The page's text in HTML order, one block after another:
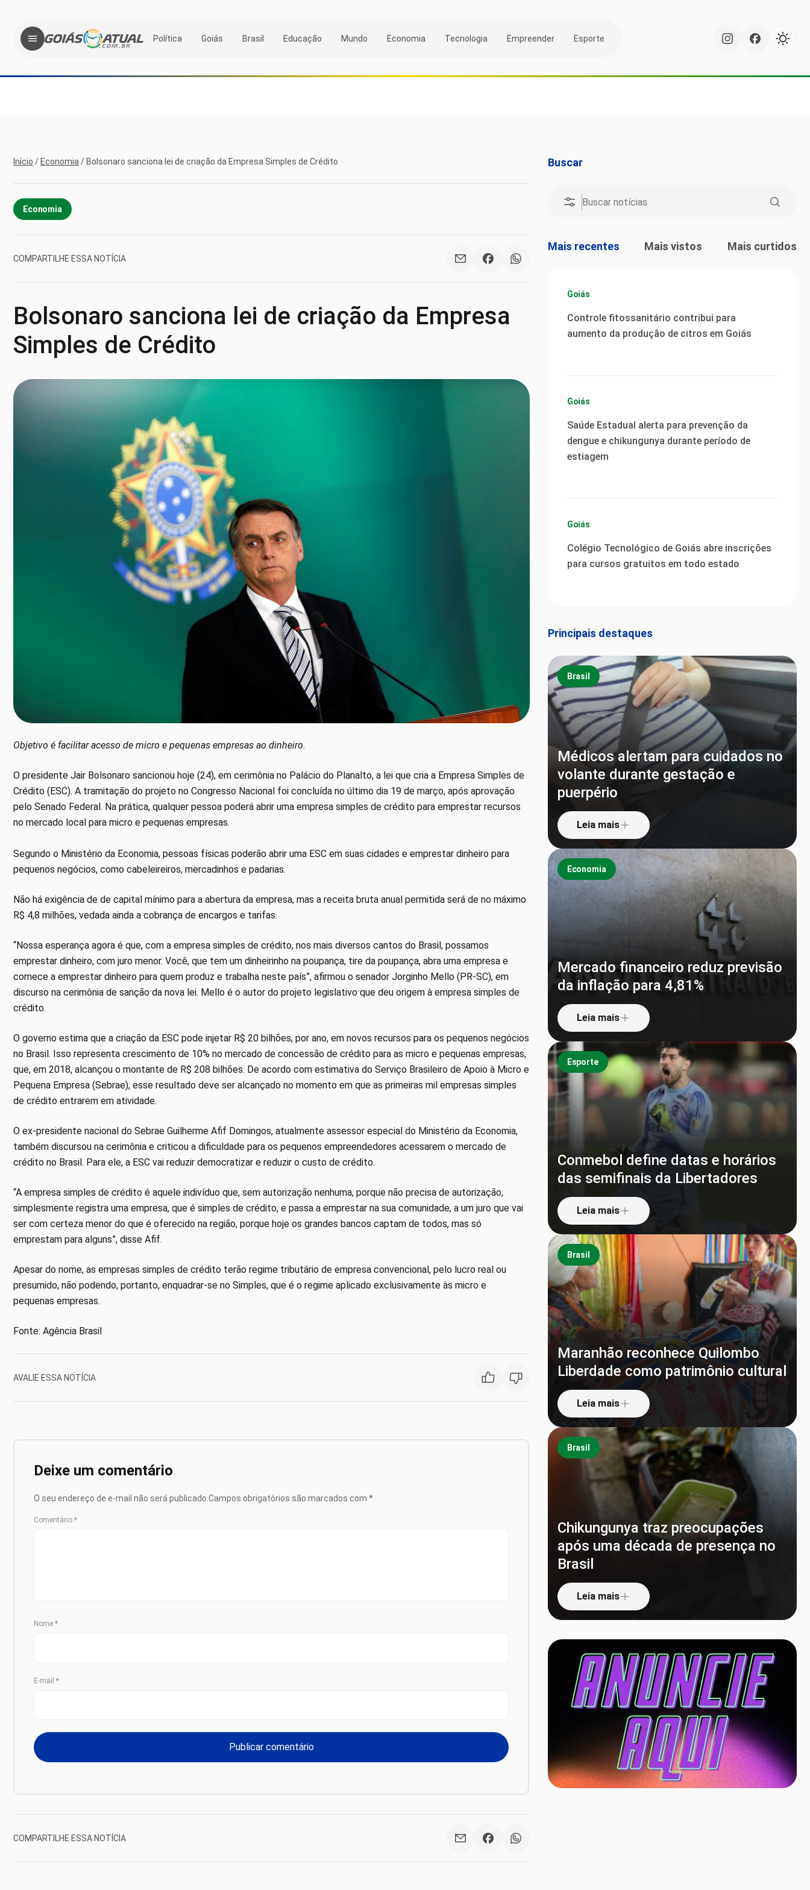
Política Goiás Brasil Educação Mundo Economia Tecnologia Empreender Esporte
Início / Economia / Bolsonaro sanciona lei de criação da Empresa Simples de Crédito
Economia
COMPARTILHE ESSA NOTÍCIA
Bolsonaro sanciona lei de criação da Empresa
Simples de Crédito
Objetivo é facilitar acesso de micro e pequenas empresas ao dinheiro.
O presidente Jair Bolsonaro sancionou hoje (24), em cerimônia no Palácio do Planalto, a lei que cria a Empresa Simples de
Crédito (ESC). A tramitação do projeto no Congresso Nacional foi concluída no último dia 19 de março, após aprovação
pelo Senado Federal. Na prática, qualquer pessoa poderá abrir uma empresa simples de crédito para emprestar recursos
no mercado local para micro e pequenas empresas.
Segundo o Ministério da Economia, pessoas físicas poderão abrir uma ESC em suas cidades e emprestar dinheiro para
pequenos negócios, como cabeleireiros, mercadinhos e padarias.
Não há exigência de de capital mínimo para a abertura da empresa, mas a receita bruta anual permitida será de no máximo
R$ 4,8 milhões, vedada ainda a cobrança de encargos e tarifas.
“Nossa esperança agora é que, com a empresa simples de crédito, nos mais diversos cantos do Brasil, possamos
emprestar dinheiro, com juro menor. Você, que tem um dinheirinho na poupança, tire da poupança, abra uma empresa e
comece a emprestar dinheiro para quem produz e trabalha neste país”, afirmou o senador Jorginho Mello (PR-SC), em
discurso na cerimônia de sanção da nova lei. Mello é o autor do projeto legislativo que deu origem à empresa simples de
crédito.
O governo estima que a criação da ESC pode injetar R$ 20 bilhões, por ano, em novos recursos para os pequenos negócios
no Brasil. Isso representa crescimento de 10% no mercado de concessão de crédito para as micro e pequenas empresas,
que, em 2018, alcançou o montante de R$ 208 bilhões. De acordo com estimativa do Serviço Brasileiro de Apoio à Micro e
Pequena Empresa (Sebrae), esse resultado deve ser alcançado no momento em que as primeiras mil empresas simples
de crédito entrarem em atividade.
O ex-presidente nacional do Sebrae Guilherme Afif Domingos, atualmente assessor especial do Ministério da Economia,
também discursou na cerimônia e criticou a dificuldade para os pequenos empreendedores acessarem o mercado de
crédito no Brasil. Para ele, a ESC vai reduzir democratizar e reduzir o custo de crédito.
“A empresa simples de crédito é aquele indivíduo que, sem autorização nenhuma, porque não precisa de autorização,
simplesmente registra uma empresa, que é simples de crédito, e passa a emprestar na sua comunidade, a um juro que vai
ser com certeza menor do que é oferecido na região, porque hoje os grandes bancos captam de todos, mas só
emprestam para alguns”, disse Afif.
Apesar do nome, as empresas simples de crédito terão regime tributário de empresa convencional, pelo lucro real ou
presumido, não podendo, portanto, enquadrar-se no Simples, que é o regime aplicado exclusivamente às micro e
pequenas empresas.
Fonte: Agência Brasil
AVALIE ESSA NOTÍCIA
Deixe um comentário
O seu endereço de e-mail não será publicado.Campos obrigatórios são marcados com *
Comentário *
Nome *
E-mail *
COMPARTILHE ESSA NOTÍCIA
Buscar
Mais recentes Mais vistos Mais curtidos
Goiás
Controle fitossanitário contribui para
aumento da produção de citros em Goiás
Goiás
Saúde Estadual alerta para prevenção da
dengue e chikungunya durante período de
estiagem
Goiás
Colégio Tecnológico de Goiás abre inscrições
para cursos gratuitos em todo estado
Principais destaques
Brasil
Médicos alertam para cuidados no
volante durante gestação e
puerpério
Leia mais
Economia
Mercado financeiro reduz previsão
da inflação para 4,81%
Leia mais
Esporte
Conmebol define datas e horários
das semifinais da Libertadores
Leia mais
Brasil
Maranhão reconhece Quilombo
Liberdade como patrimônio cultural
Leia mais
Brasil
Chikungunya traz preocupações
após uma década de presença no
Brasil
Leia mais